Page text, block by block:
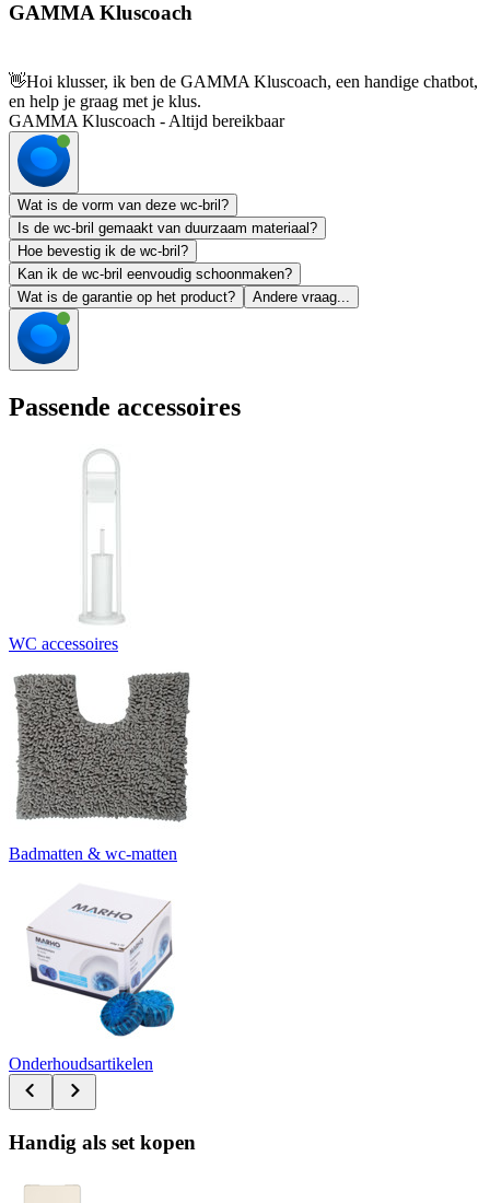
GAMMA Kluscoach
👋Hoi klusser, ik ben de GAMMA Kluscoach, een handige chatbot,
en help je graag met je klus.
GAMMA Kluscoach - Altijd bereikbaar
Wat is de vorm van deze wc-bril?
Is de wc-bril gemaakt van duurzaam materiaal?
Hoe bevestig ik de wc-bril?
Kan ik de wc-bril eenvoudig schoonmaken?
Wat is de garantie op het product?
Andere vraag...
Passende accessoires
WC accessoires
Badmatten & wc-matten
Onderhoudsartikelen
Handig als set kopen